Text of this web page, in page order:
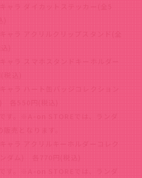
ャラ ダイカットステッカー(全5
ャラ アクリルクリップスタンド(全
)
ャラ スマホスタンドキーホルダー
込)
ャラ ハート缶バッジコレクション
各550円(税込)
す。
※A-on STOREでは、ランダ
売となります。
ャラ アクリルキーホルダーコレク
ンダム) 各770円(税込)
す。
※A-on STOREでは、ランダ